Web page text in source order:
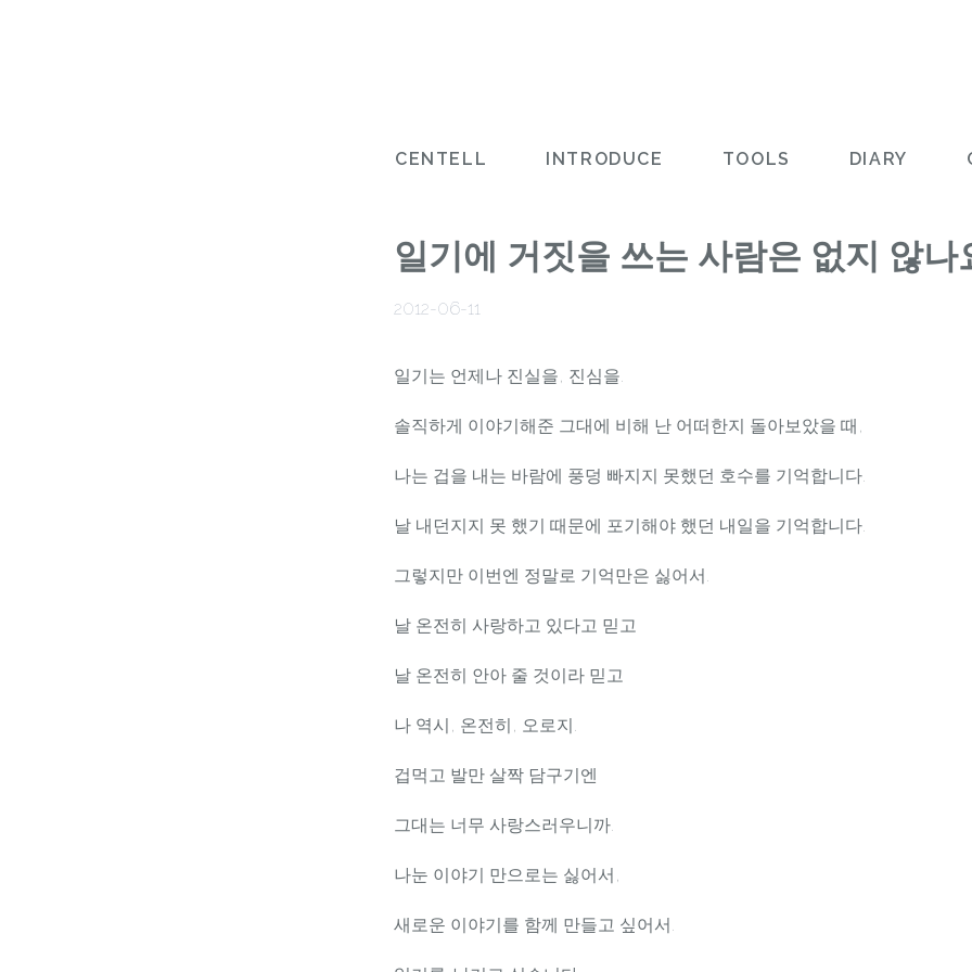
CENTELL INTRODUCE TOOLS DIARY
일기에 거짓을 쓰는 사람은 없지 않나
2012-06-11
일기는 언제나 진실을, 진심을.
솔직하게 이야기해준 그대에 비해 난 어떠한지 돌아보았을 때,
나는 겁을 내는 바람에 풍덩 빠지지 못했던 호수를 기억합니다.
날 내던지지 못 했기 때문에 포기해야 했던 내일을 기억합니다.
그렇지만 이번엔 정말로 기억만은 싫어서.
날 온전히 사랑하고 있다고 믿고
날 온전히 안아 줄 것이라 믿고
나 역시, 온전히, 오로지.
겁먹고 발만 살짝 담구기엔
그대는 너무 사랑스러우니까.
나눈 이야기 만으로는 싫어서,
새로운 이야기를 함께 만들고 싶어서.